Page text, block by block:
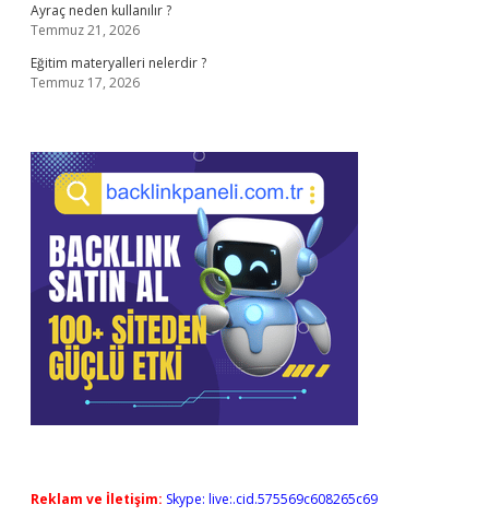
Ayraç neden kullanılır ?
Temmuz 21, 2026
Eğitim materyalleri nelerdir ?
Temmuz 17, 2026
Reklam ve İletişim: Skype: live:.cid.575569c608265c69